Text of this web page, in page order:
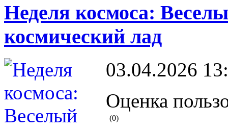
Неделя космоса:
космический лад
03.04.2026
Оценка
(0)